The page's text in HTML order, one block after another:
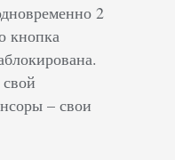
2
кнопка
– свои